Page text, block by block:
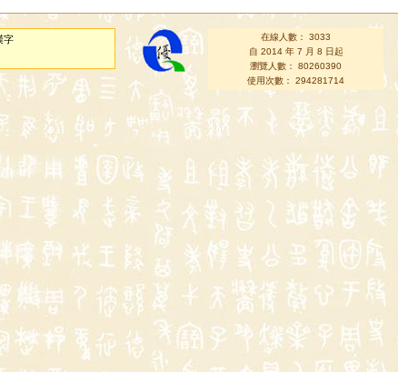
字
在線人數： 3033
自 2014 年 7 月 8 日起
瀏覽人數： 80260390
使用次數： 294281714